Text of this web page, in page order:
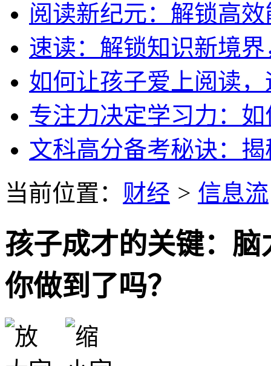
阅读新纪元：解锁高
速读：解锁知识新境
如何让孩子爱上阅读
专注力决定学习力：
文科高分备考秘诀：
当前位置： 财经 > 信息流
孩子成才的关键：
你做到了吗？